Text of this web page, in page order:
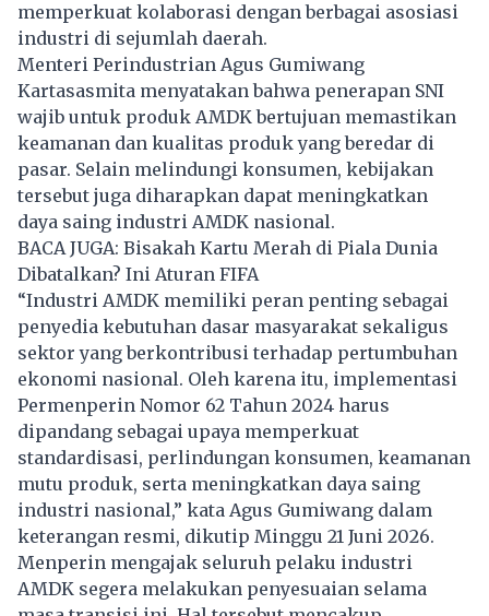
memperkuat kolaborasi dengan berbagai asosiasi
industri di sejumlah daerah.
Menteri Perindustrian Agus Gumiwang
Kartasasmita menyatakan bahwa penerapan SNI
wajib untuk produk AMDK bertujuan memastikan
keamanan dan kualitas produk yang beredar di
pasar. Selain melindungi konsumen, kebijakan
tersebut juga diharapkan dapat meningkatkan
daya saing industri AMDK nasional.
BACA JUGA: Bisakah Kartu Merah di Piala Dunia
Dibatalkan? Ini Aturan FIFA
“Industri AMDK memiliki peran penting sebagai
penyedia kebutuhan dasar masyarakat sekaligus
sektor yang berkontribusi terhadap pertumbuhan
ekonomi nasional. Oleh karena itu, implementasi
Permenperin Nomor 62 Tahun 2024 harus
dipandang sebagai upaya memperkuat
standardisasi, perlindungan konsumen, keamanan
mutu produk, serta meningkatkan daya saing
industri nasional,” kata Agus Gumiwang dalam
keterangan resmi, dikutip Minggu 21 Juni 2026.
Menperin mengajak seluruh pelaku industri
AMDK segera melakukan penyesuaian selama